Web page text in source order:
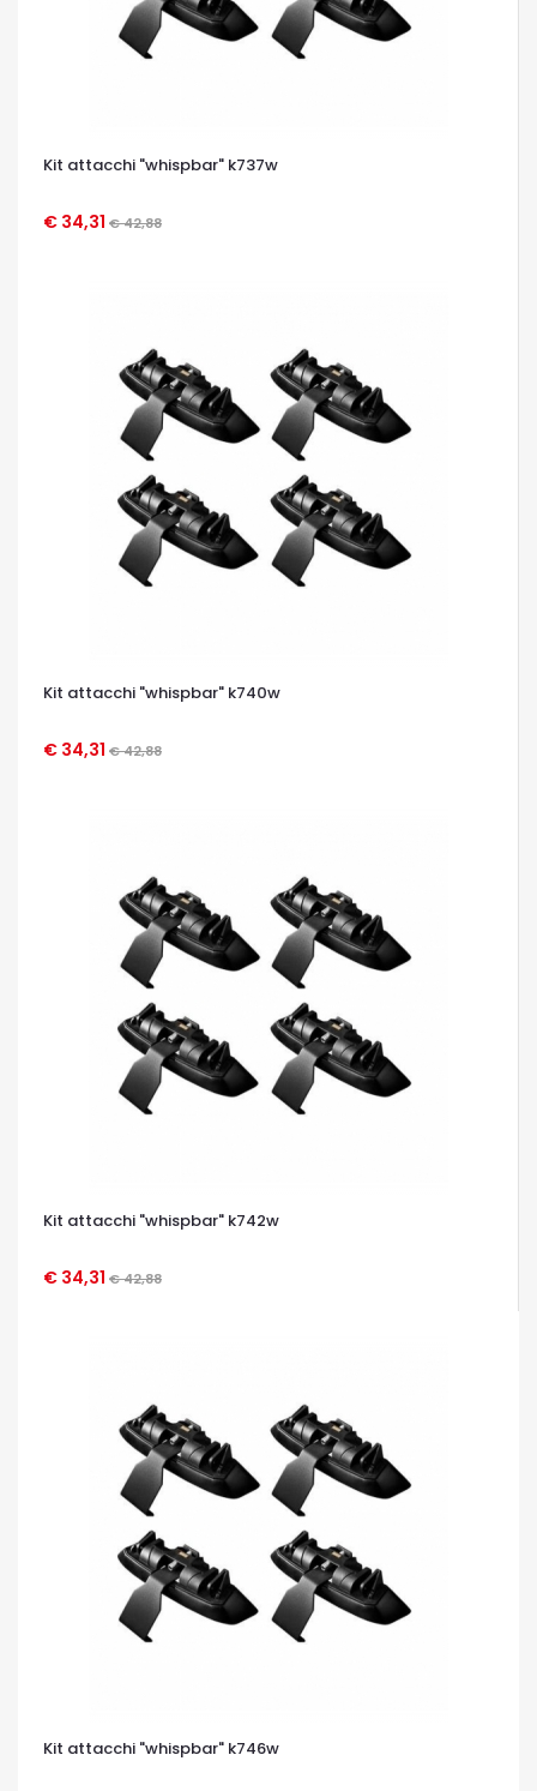
Kit attacchi "whispbar" k737w
€ 34,31 € 42,88
OCCHIATA VELOCE
Kit attacchi "whispbar" k740w
€ 34,31 € 42,88
OCCHIATA VELOCE
Kit attacchi "whispbar" k742w
€ 34,31 € 42,88
OCCHIATA VELOCE
Kit attacchi "whispbar" k746w